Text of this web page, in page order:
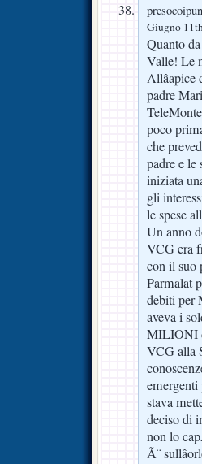
Giugno
Quanto
Valle! Le
padre
poco
che
padre e
iniziata
gli
le spese
Un anno
VCG era
con il suo
Parmalat
debiti per
aveva i
MILIONI
VCG alla
stava
deciso di
non lo
Ã¨